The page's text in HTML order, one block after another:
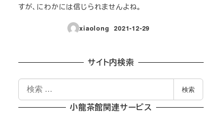
すが、にわかには信じられませんよね。
xiaolong
投稿日
2021-12-29
サイト内検索
索
検索
小龍茶館関連サービス